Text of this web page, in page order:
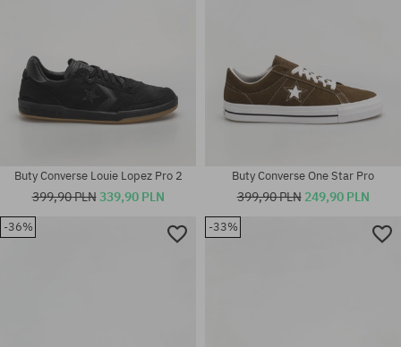
Dostępne rozmiary:
Buty Converse Louie Lopez Pro 2
399,90 PLN339,90 PLN
Buty Converse One Star Pro
399,90 PLN 249,90 PLN
-36% -33%